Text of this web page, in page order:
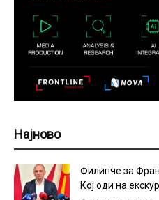
Најново
Филипче за
Кој оди на